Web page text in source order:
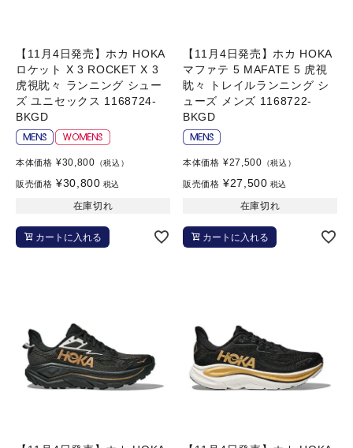
【11月4日発売】ホカ HOKA
ロケット X 3 ROCKET X 3
虎視眈々 ランニング シュー
ズ ユニセックス 1168724-
BKGD
本体価格 ¥30,800 （税込）
販売価格 ¥30,800 税込
在庫切れ
カートに入れる
【11月4日発売】ホカ HOKA
マファテ 5 MAFATE 5 虎視
眈々 トレイルランニング シ
ューズ メンズ 1168722-
BKGD
本体価格 ¥27,500 （税込）
販売価格 ¥27,500 税込
在庫切れ
カートに入れる